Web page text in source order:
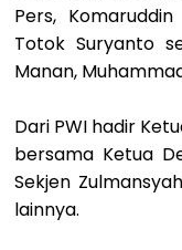
Pers,
Totok Suryanto
Manan,
Dari PWI hadir
bersama Ketua
Sekjen
lainnya.